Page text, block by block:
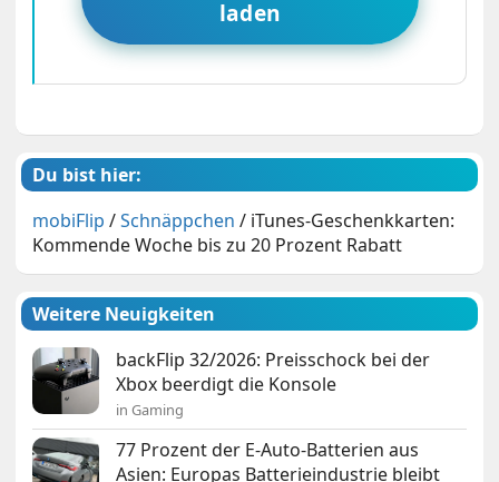
laden
Du bist hier:
mobiFlip /Schnäppchen / iTunes-Geschenkkarten:
Kommende Woche bis zu 20 Prozent Rabatt
Weitere Neuigkeiten
backFlip 32/2026: Preisschock bei der
Xbox beerdigt die Konsole
in Gaming
77 Prozent der E-Auto-Batterien aus
Asien: Europas Batterieindustrie bleibt